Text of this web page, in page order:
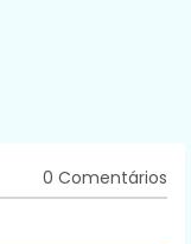
0 Comentários